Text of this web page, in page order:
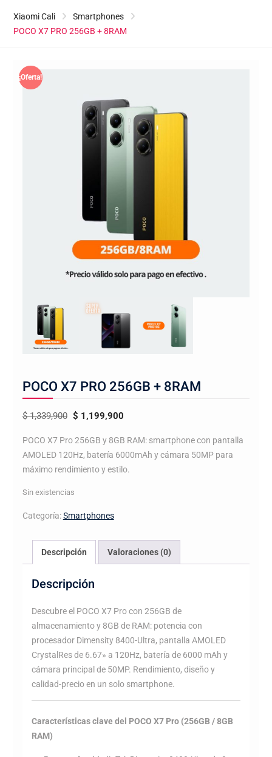
Xiaomi Cali
Smartphones
POCO X7 PRO 256GB + 8RAM
¡Oferta!
POCO X7 PRO 256GB + 8RAM
$1,339,900 El
original
era:
$ 1,199,900
actual
POCO X7 Pro 256GB y 8GB RAM: smartphone con pantalla
AMOLED 120Hz, batería 6000mAh y cámara 50MP para
máximo rendimiento y estilo.
Sin existencias
Categoría:Smartphones
Descripción Valoraciones (0)
Descripción
Descubre el POCO X7 Pro con 256GB de
almacenamiento y 8GB de RAM: potencia con
procesador Dimensity 8400-Ultra, pantalla AMOLED
CrystalRes de 6.67» a 120Hz, batería de 6000 mAh y
cámara principal de 50MP. Rendimiento, diseño y
calidad-precio en un solo smartphone.
Características clave del POCO X7 Pro (256GB / 8GB
RAM)